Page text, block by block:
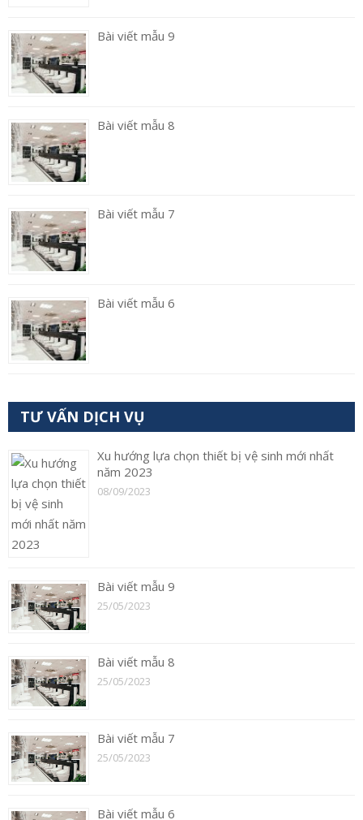
Bài viết mẫu 9
Bài viết mẫu 8
Bài viết mẫu 7
Bài viết mẫu 6
TƯ VẤN DỊCH VỤ
Xu hướng lựa chọn thiết bị vệ sinh mới nhất
năm 2023
08/09/2023
Bài viết mẫu 9
25/05/2023
Bài viết mẫu 8
25/05/2023
Bài viết mẫu 7
25/05/2023
Bài viết mẫu 6